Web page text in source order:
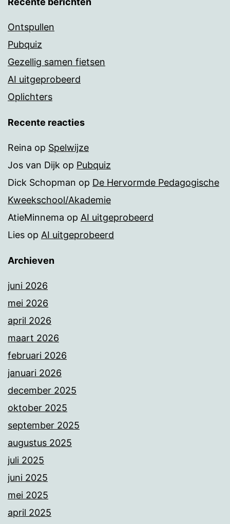
Ontspullen
Pubquiz
Gezellig samen fietsen
AI uitgeprobeerd
Oplichters
Recente reacties
Reina op Spelwijze
Jos van Dijk op Pubquiz
Dick Schopman op De Hervormde Pedagogische
Kweekschool/Akademie
AtieMinnema op AI uitgeprobeerd
Lies op AI uitgeprobeerd
Archieven
juni 2026
mei 2026
april 2026
maart 2026
februari 2026
januari 2026
december 2025
oktober 2025
september 2025
augustus 2025
juli 2025
juni 2025
mei 2025
april 2025